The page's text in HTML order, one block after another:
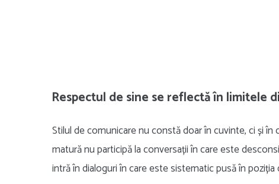
Respectul de sine se reflectă în limitele
Stilul de comunicare nu constă doar în cuvinte, ci și
matură nu participă la conversații în care este
intră în dialoguri în care este sistematic pusă în poziția